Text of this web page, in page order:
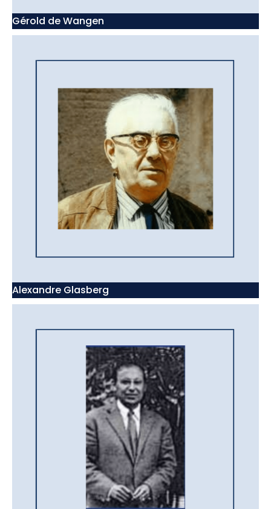
Gérold de Wangen
Alexandre Glasberg